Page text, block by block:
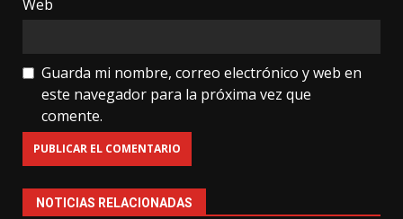
Web
Guarda mi nombre, correo electrónico y web en
este navegador para la próxima vez que
comente.
NOTICIAS RELACIONADAS